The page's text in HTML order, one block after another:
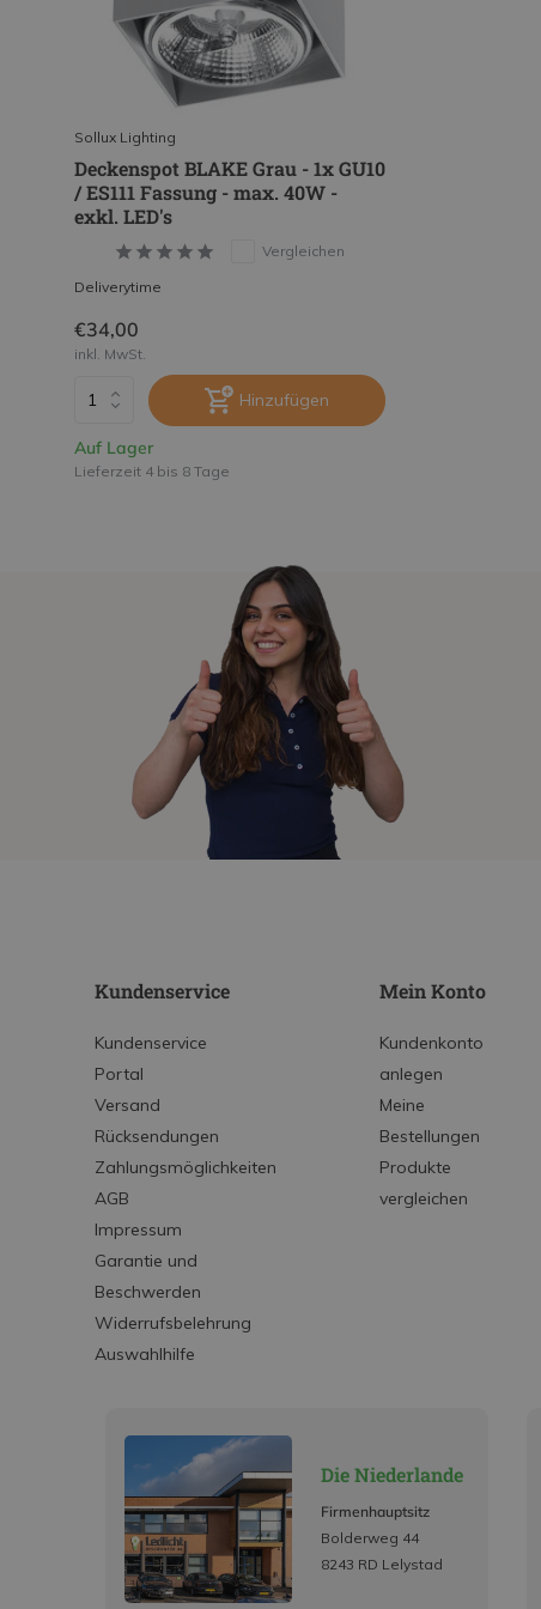
Sollux Lighting
Deckenspot BLAKE Grau - 1x GU10
/ ES111 Fassung - max. 40W -
exkl. LED's
Vergleichen
Deliverytime
€34,00
inkl. MwSt.
Hinzufügen
Auf Lager
Lieferzeit 4 bis 8 Tage
Kundenservice
Kundenservice
Portal
Versand
Rücksendungen
Zahlungsmöglichkeiten
AGB
Impressum
Garantie und
Beschwerden
Widerrufsbelehrung
Auswahlhilfe
Mein Konto
Kundenkonto
anlegen
Meine
Bestellungen
Produkte
vergleichen
Die Niederlande
Firmenhauptsitz
Bolderweg 44
8243 RD Lelystad